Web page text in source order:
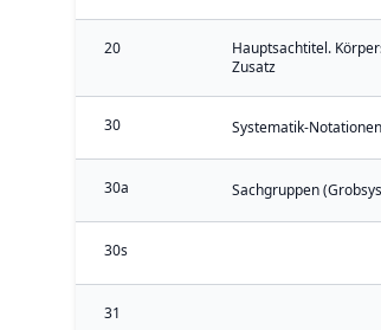
20
Hauptsachtitel.
Zusatz
30 Systematik-
30a Sachgruppen
30s
31